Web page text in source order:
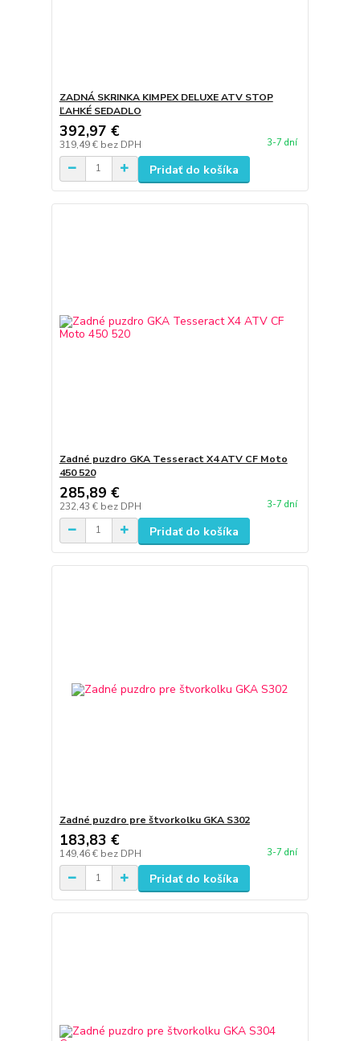
ZADNÁ SKRINKA KIMPEX DELUXE ATV STOP
ĽAHKÉ SEDADLO
392,97 €
319,49 € bez DPH 3-7 dní
Pridať do košíka
Zadné puzdro GKA Tesseract X4 ATV CF Moto
450 520
285,89 €
232,43 € bez DPH 3-7 dní
Pridať do košíka
Zadné puzdro pre štvorkolku GKA S302
183,83 €
149,46 € bez DPH 3-7 dní
Pridať do košíka